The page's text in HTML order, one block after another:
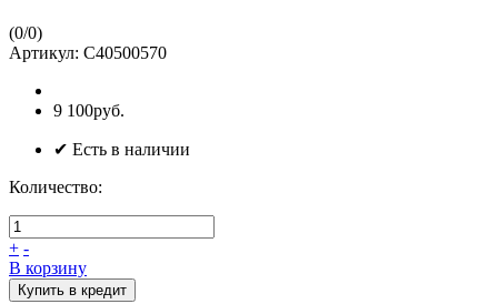
(0/0)
Артикул: C40500570
9 100руб.
✔ Есть в наличии
Количество:
+ -
В корзину
Купить в кредит